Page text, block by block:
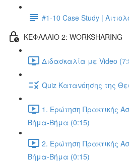
#1-10 Case Study |
ΚΕΦΑΛΑΙΟ 2: WORKSHARING
Διδασκαλία με Video
Quiz Κατανόησης της
1. Ερώτηση Πρακτικής
Βήμα-Βήμα (0:15)
2. Ερώτηση Πρακτικής
Βήμα-Βήμα (0:15)